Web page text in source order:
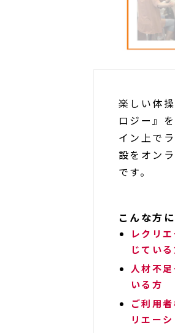
楽しい体
ロジー』
イン上で
設をオン
です。
こんな方
レクリ
じてい
人材不
いる方
ご利用
リエー